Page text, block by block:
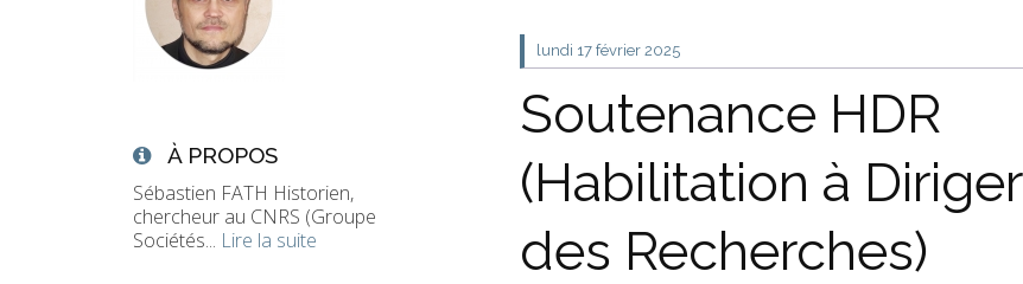
À PROPOS
Sébastien FATH Historien,
chercheur au CNRS (Groupe
Sociétés... Lire la suite
lundi 17 février 2025
Soutenance HDR
(Habilitation à Diriger
des Recherches)